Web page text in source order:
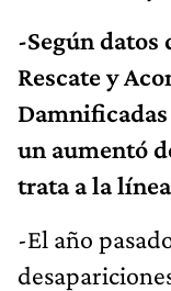
-Según datos
Rescate y
un aumentó
trata a la
-El año